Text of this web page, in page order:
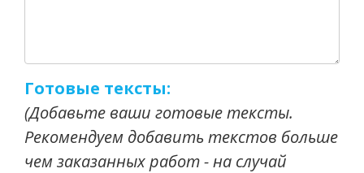
Готовые тексты:
(Добавьте ваши готовые тексты.
Рекомендуем добавить текстов больше
чем заказанных работ - на случай